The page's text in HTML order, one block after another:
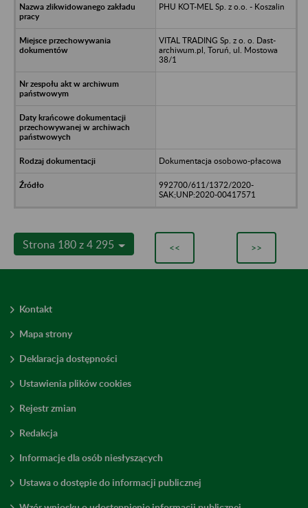
PHU KOT-MEL Sp. z o.o. - Koszalin
VITAL TRADING Sp. z o. o. Dast-
archiwum.pl, Toruń, ul. Mostowa
38/1
Dokumentacja osobowo-płacowa
992700/611/1372/2020-
SAK;UNP:2020-00417571
Strona 180 z 4 295 << >>
Kontakt
Mapa strony
Deklaracja dostępności
Ustawienia plików cookies
Rejestr zmian
Redakcja
Informacje dla osób niesłyszących
Ustawa o dostępie do informacji publicznej